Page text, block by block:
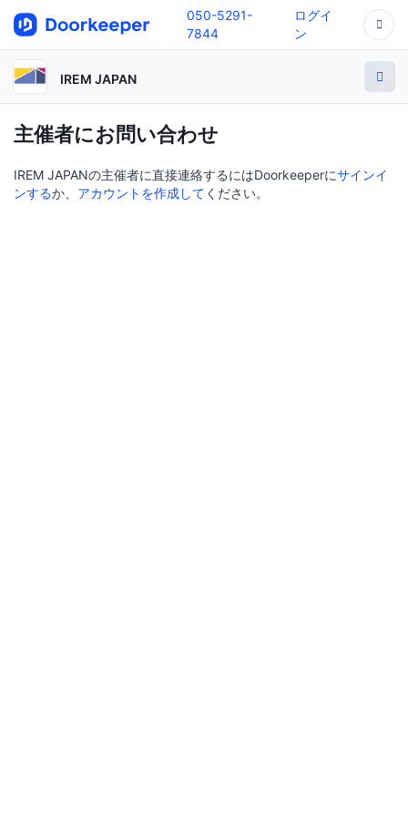
050-5291-
7844
ログイ
ン
IREM JAPAN
主催者にお問い合わせ
IREM JAPANの主催者に直接連絡するにはDoorkeeperにサインイ
ンするか、 アカウントを作成して ください。